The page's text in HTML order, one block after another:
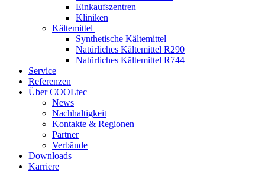
Einkaufszentren
Kliniken
Kältemittel
Synthetische Kältemittel
Natürliches Kältemittel R290
Natürliches Kältemittel R744
Service
Referenzen
Über COOLtec
News
Nachhaltigkeit
Kontakte & Regionen
Partner
Verbände
Downloads
Karriere